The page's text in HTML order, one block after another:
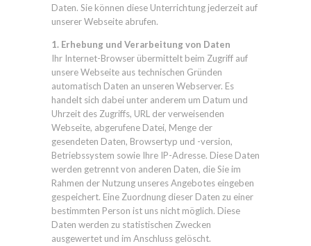
Daten. Sie können diese Unterrichtung jederzeit auf
unserer Webseite abrufen.
1. Erhebung und Verarbeitung von Daten
Ihr Internet-Browser übermittelt beim Zugriff auf
unsere Webseite aus technischen Gründen
automatisch Daten an unseren Webserver. Es
handelt sich dabei unter anderem um Datum und
Uhrzeit des Zugriffs, URL der verweisenden
Webseite, abgerufene Datei, Menge der
gesendeten Daten, Browsertyp und -version,
Betriebssystem sowie Ihre IP-Adresse. Diese Daten
werden getrennt von anderen Daten, die Sie im
Rahmen der Nutzung unseres Angebotes eingeben
gespeichert. Eine Zuordnung dieser Daten zu einer
bestimmten Person ist uns nicht möglich. Diese
Daten werden zu statistischen Zwecken
ausgewertet und im Anschluss gelöscht.